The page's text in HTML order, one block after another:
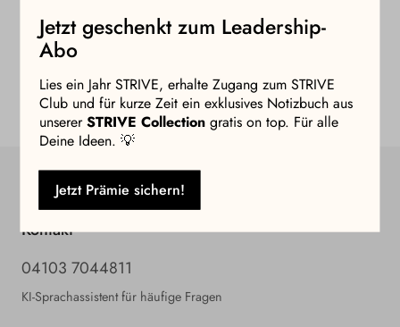
Kontakt
04103 7044811
KI-Sprachassistent für häufige Fragen
Jetzt geschenkt zum Leadership-
Abo
Lies ein Jahr STRIVE, erhalte Zugang zum STRIVE
Club und für kurze Zeit ein exklusives Notizbuch aus
unsererSTRIVE Collection gratis on top. Für alle
Deine Ideen. 💡
Jetzt Prämie sichern!